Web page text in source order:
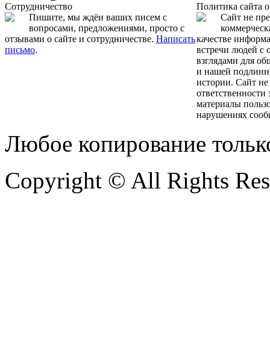
Сотрудничество
Пишите, мы ждёи ваших писем с
вопросами, предложениями, просто с
отзывами о сайте и сотрудничестве. Написать
письмо.
Политика сайта
Сайт не
качестве
встречи людей с
взглядами для
и нашей
истории. Сайт не
материалы
нарушениях
Любое копирование
Copyright © All Rights